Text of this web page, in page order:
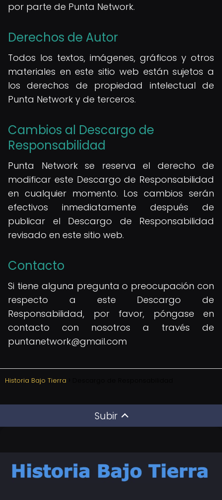
por parte de Punta Network.
Derechos de Autor
Todos los textos, imágenes, gráficos y otros
materiales en este sitio web están sujetos a
los derechos de propiedad intelectual de
Punta Network y de terceros.
Cambios al Descargo de
Responsabilidad
Punta Network se reserva el derecho de
modificar este Descargo de Responsabilidad
en cualquier momento. Los cambios serán
efectivos inmediatamente después de
publicar el Descargo de Responsabilidad
revisado en este sitio web.
Contacto
Si tiene alguna pregunta o preocupación con
respecto a este Descargo de
Responsabilidad, por favor, póngase en
contacto con nosotros a través de
puntanetwork@gmail.com
Historia Bajo Tierra
Subir